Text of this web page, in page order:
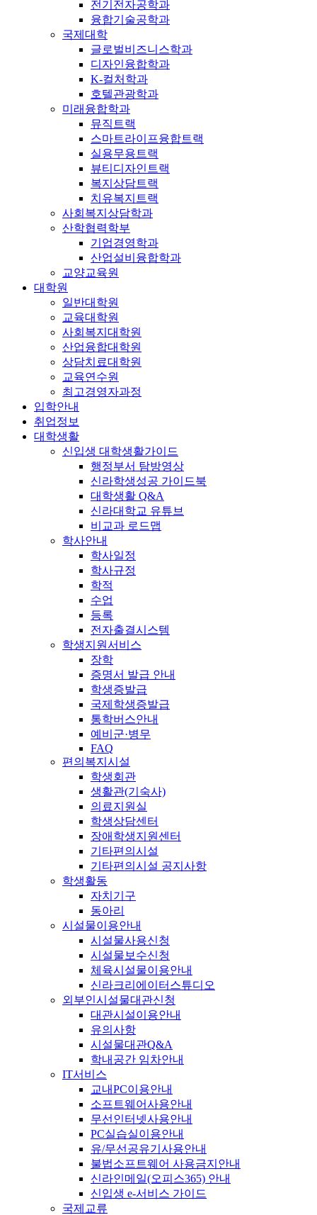
전기전자공학과
융합기술공학과
국제대학
글로벌비즈니스학과
디자인융합학과
K-컬처학과
호텔관광학과
미래융합학과
뮤직트랙
스마트라이프융합트랙
실용무용트랙
뷰티디자인트랙
복지상담트랙
치유복지트랙
사회복지상담학과
산학협력학부
기업경영학과
산업설비융합학과
교양교육원
대학원
일반대학원
교육대학원
사회복지대학원
산업융합대학원
상담치료대학원
교육연수원
최고경영자과정
입학안내
취업정보
대학생활
신입생 대학생활가이드
행정부서 탐방영상
신라학생성공 가이드북
대학생활 Q&A
신라대학교 유튜브
비교과 로드맵
학사안내
학사일정
학사규정
학적
수업
등록
전자출결시스템
학생지원서비스
장학
증명서 발급 안내
학생증발급
국제학생증발급
통학버스안내
예비군·병무
FAQ
편의복지시설
학생회관
생활관(기숙사)
의료지원실
학생상담센터
장애학생지원센터
기타편의시설
기타편의시설 공지사항
학생활동
자치기구
동아리
시설물이용안내
시설물사용신청
시설물보수신청
체육시설물이용안내
신라크리에이터스튜디오
외부인시설물대관신청
대관시설이용안내
유의사항
시설물대관Q&A
학내공간 임차안내
IT서비스
교내PC이용안내
소프트웨어사용안내
무선인터넷사용안내
PC실습실이용안내
유/무선공유기사용안내
불법소프트웨어 사용금지안내
신라인메일(오피스365) 안내
신입생 e-서비스 가이드
국제교류